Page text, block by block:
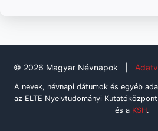
© 2026 Magyar Névnapok
A nevek, névnapi dátumok és egyéb
az ELTE Nyelvtudományi
és a KSH.